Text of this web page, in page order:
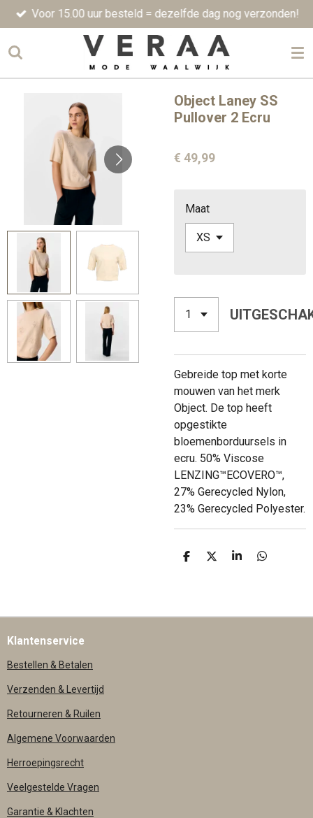
Ga
direct
naar
hoofdinhoud
Voor 15.00 uur besteld = dezelfde dag nog verzonden!
Object Laney SS
Pullover 2 Ecru
€ 49,99
Maat
Gebreide top met korte
mouwen van het merk
Object. De top heeft
opgestikte
bloemenborduursels in
ecru. 50% Viscose
LENZING™ECOVERO™,
27% Gerecycled Nylon,
23% Gerecycled Polyester.
D
D
S
D
Klantenservice
Bestellen & Betalen
Verzenden & Levertijd
Retourneren & Ruilen
Algemene Voorwaarden
Herroepingsrecht
Veelgestelde Vragen
Garantie & Klachten